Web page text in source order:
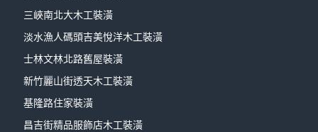
三峽南北大木工裝潢
淡水漁人碼頭吉美悅洋木工裝潢
士林文林北路舊屋裝潢
新竹麗山街透天木工裝潢
基隆路住家裝潢
昌吉街精品服飾店木工裝潢